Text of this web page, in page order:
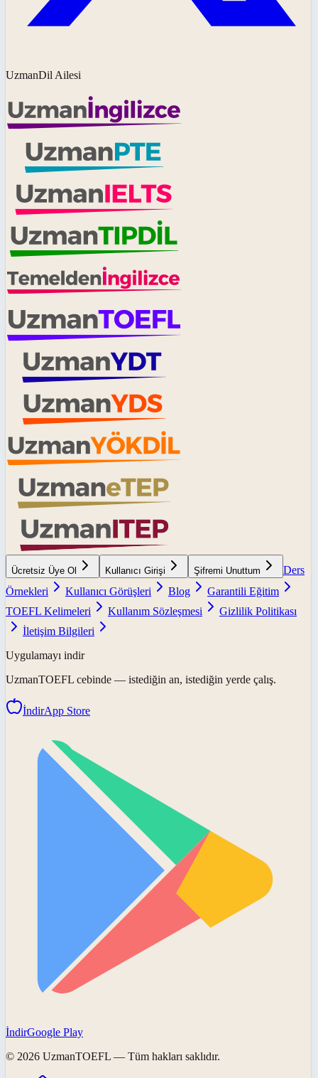
UzmanDil Ailesi
Ücretsiz Üye Ol Kullanıcı Girişi Şifremi Unuttum
Ders
Örnekleri
Kullanıcı Görüşleri Blog
Garantili Eğitim
TOEFL Kelimeleri
Kullanım Sözleşmesi
Gizlilik Politikası
İletişim Bilgileri
Uygulamayı indir
UzmanTOEFL cebinde — istediğin an, istediğin yerde çalış.
İndirApp Store
İndirGoogle Play
© 2026 UzmanTOEFL — Tüm hakları saklıdır.